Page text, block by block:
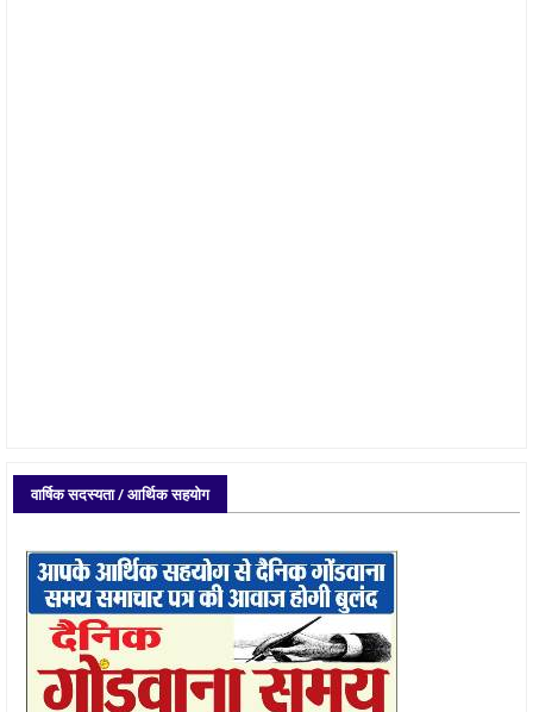
वार्षिक सदस्यता / आर्थिक सहयोग